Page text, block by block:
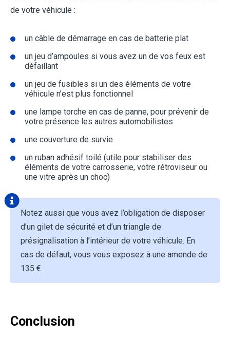
de votre véhicule :
un câble de démarrage en cas de batterie plat
un jeu d’ampoules si vous avez un de vos feux est
défaillant
un jeu de fusibles si un des éléments de votre
véhicule n’est plus fonctionnel
une lampe torche en cas de panne, pour prévenir de
votre présence les autres automobilistes
une couverture de survie
un ruban adhésif toilé (utile pour stabiliser des
éléments de votre carrosserie, votre rétroviseur ou
une vitre après un choc)
Notez aussi que vous avez l’obligation de disposer
d’un gilet de sécurité et d’un triangle de
présignalisation à l’intérieur de votre véhicule. En
cas de défaut, vous vous exposez à une amende de
135 €.
Conclusion